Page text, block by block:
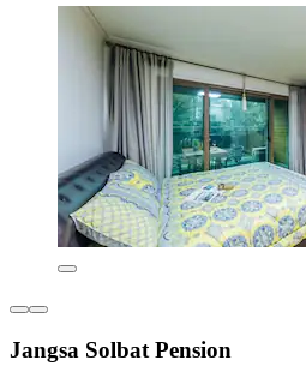
Jangsa Solbat Pension